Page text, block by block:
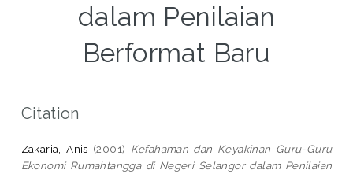
dalam Penilaian
Berformat Baru
Citation
Zakaria, Anis (2001) Kefahaman dan Keyakinan Guru-Guru
Ekonomi Rumahtangga di Negeri Selangor dalam Penilaian